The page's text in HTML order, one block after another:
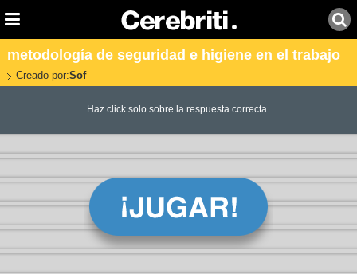
metodología de seguridad e higiene en el trabajo
Creado por:Sof
Haz click solo sobre la respuesta correcta.